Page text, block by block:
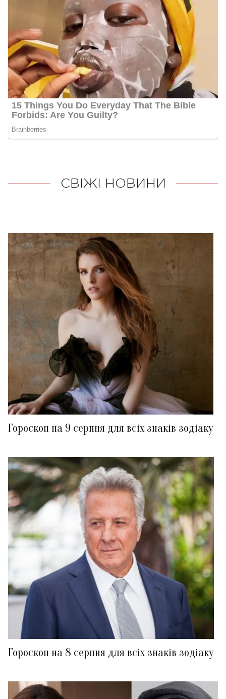
СВІЖІ НОВИНИ
Гороскоп на 9 серпня для всіх знаків зодіаку
Гороскоп на 8 серпня для всіх знаків зодіаку